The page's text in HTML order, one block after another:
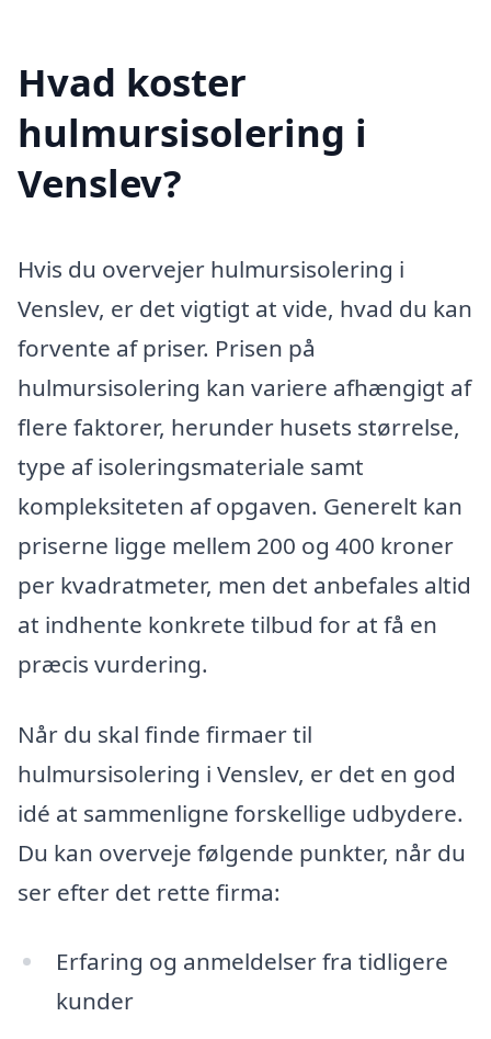
Hvad koster
hulmursisolering i
Venslev?
Hvis du overvejer hulmursisolering i
Venslev, er det vigtigt at vide, hvad du kan
forvente af priser. Prisen på
hulmursisolering kan variere afhængigt af
flere faktorer, herunder husets størrelse,
type af isoleringsmateriale samt
kompleksiteten af opgaven. Generelt kan
priserne ligge mellem 200 og 400 kroner
per kvadratmeter, men det anbefales altid
at indhente konkrete tilbud for at få en
præcis vurdering.
Når du skal finde firmaer til
hulmursisolering i Venslev, er det en god
idé at sammenligne forskellige udbydere.
Du kan overveje følgende punkter, når du
ser efter det rette firma:
Erfaring og anmeldelser fra tidligere
kunder